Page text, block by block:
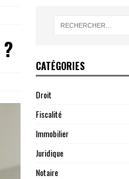
CATÉGORIES
Droit
Fiscalité
Immobilier
Juridique
Notaire